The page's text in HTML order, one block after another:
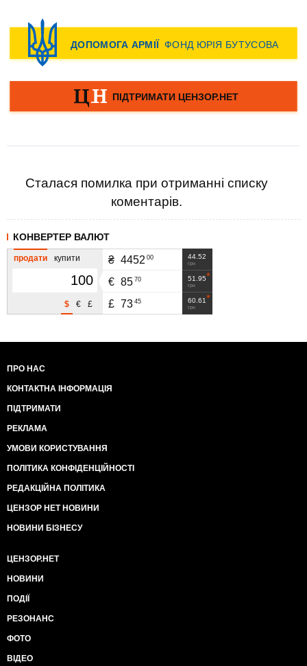
Сталася помилка при отриманні списку
коментарів.
КОНВЕРТЕР ВАЛЮТ
продати купити
£
€
$
44.52
грн
₴ 4452 00
51.95
грн
€ 85 70
60.61
грн
£ 73 45
ПРО НАС
КОНТАКТНА ІНФОРМАЦІЯ
ПІДТРИМАТИ
РЕКЛАМА
УМОВИ КОРИСТУВАННЯ
ПОЛІТИКА КОНФІДЕНЦІЙНОСТІ
РЕДАКЦІЙНА ПОЛІТИКА
ЦЕНЗОР НЕТ НОВИНИ
НОВИНИ БІЗНЕСУ
ЦЕНЗОР.НЕТ
НОВИНИ
ПОДІЇ
РЕЗОНАНС
ФОТО
ВІДЕО